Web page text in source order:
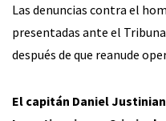
Las denuncias contra el
presentadas ante el
después de que reanude
El capitán Daniel